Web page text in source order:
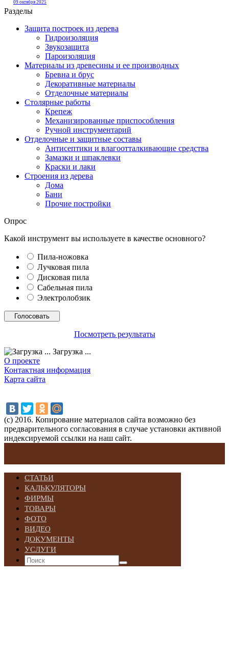
09 октября 2025
Разделы
Защита построек из дерева
Гидроизоляция
Звукозащита
Пароизоляция
Материалы из древесины и ее производных
Бревна и брус
Декоративные материалы
Отделочные материалы
Столярные работы
Крепеж
Механизированные приспособления
Ручной инструментарий
Отделочные и защитные составы
Антисептики и влагоотталкивающие средства
Замазки и шпаклевки
Краски и лаки
Строения из дерева
Дома
Бани
Прочие постройки
Опрос
Какой инструмент вы используете в качестве основного?
Пила-ножовка
Лучковая пила
Дисковая пила
Сабельная пила
Электролобзик
Посмотреть результаты
Загрузка ...
О проекте
Контактная информация
Карта сайта
(с) 2016. Копирование материалов сайта возможно без
предварительного согласования в случае установки активной
индексируемой ссылки на наш сайт.
СТАТЬИ
КАЛЬКУЛЯТОРЫ
ФИРМЫ
ТОВАРЫ
ФОТО
ВИДЕО
ДОКУМЕНТЫ
УСЛУГИ